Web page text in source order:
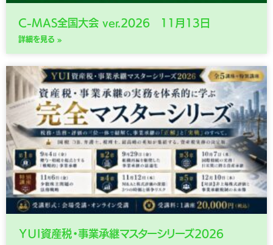
C-MAS全国大会 ver.2026 11月13日
詳細を見る »
ＹＵＩ資産税・事業承継マスターシリーズ2026